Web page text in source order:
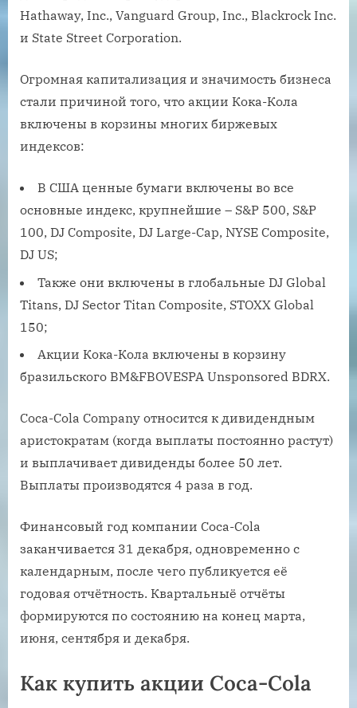
Hathaway, Inc., Vanguard Group, Inc., Blackrock Inc.
и State Street Corporation.
Огромная капитализация и значимость бизнеса
стали причиной того, что акции Кока-Кола
включены в корзины многих биржевых
индексов:
В США ценные бумаги включены во все
основные индекс, крупнейшие – S&P 500, S&P
100, DJ Composite, DJ Large-Cap, NYSE Composite,
DJ US;
Также они включены в глобальные DJ Global
Titans, DJ Sector Titan Composite, STOXX Global
150;
Акции Кока-Кола включены в корзину
бразильского BM&FBOVESPA Unsponsored BDRX.
Coca-Cola Company относится к дивидендным
аристократам (когда выплаты постоянно растут)
и выплачивает дивиденды более 50 лет.
Выплаты производятся 4 раза в год.
Финансовый год компании Coca-Cola
заканчивается 31 декабря, одновременно с
календарным, после чего публикуется её
годовая отчётность. Квартальныё отчёты
формируются по состоянию на конец марта,
июня, сентября и декабря.
Как купить акции Coca-Cola